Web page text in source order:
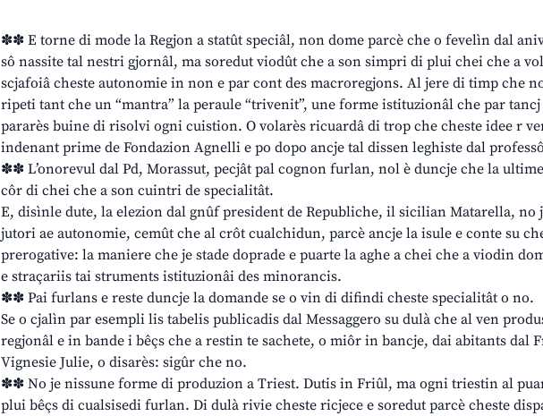
✽✽ E torne di mode la Regjon a statût speciâl, non dome parcè che o fevelìn dal
sô nassite tal nestri gjornâl, ma soredut viodût che a son simpri di plui chei che a
scjafoiâ cheste autonomie in non e par cont des macroregjons. Al jere di timp che
ripeti tant che un “mantra” la peraule “trivenit”, une forme istituzionâl che par
pararès buine di risolvi ogni cuistion. O volarès ricuardâ di trop che cheste idee r
indenant prime de Fondazion Agnelli e po dopo ancje tal dissen leghiste dal
✽✽ L’onorevul dal Pd, Morassut, pecjât pal cognon furlan, nol è duncje che la
côr di chei che a son cuintri de specialitât.
E, disìnle dute, la elezion dal gnûf president de Republiche, il sicilian Matarella, no
jutori ae autonomie, cemût che al crôt cualchidun, parcè ancje la isule e conte su
prerogative: la maniere che je stade doprade e puarte la aghe a chei che a viodin
e straçariis tai struments istituzionâi des minorancis.
✽✽ Pai furlans e reste duncje la domande se o vin di difindi cheste specialitât o no.
Se o cjalìn par esempli lis tabelis publicadis dal Messaggero su dulà che al ven
regjonâl e in bande i bêçs che a restin te sachete, o miôr in bancje, dai abitants dal
Vignesie Julie, o disarès: sigûr che no.
✽✽ No je nissune forme di produzion a Triest. Dutis in Friûl, ma ogni triestin al
plui bêçs di cualsisedi furlan. Di dulà rivie cheste ricjece e soredut parcè cheste